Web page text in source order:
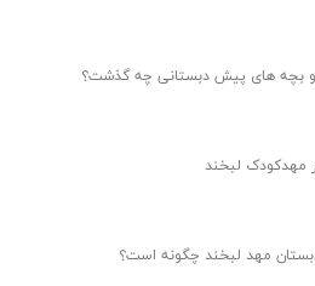
و بچه های پیش دبستانی چه گذشت؟
مهدکودک لبخند
مهد لبخند چگونه است؟